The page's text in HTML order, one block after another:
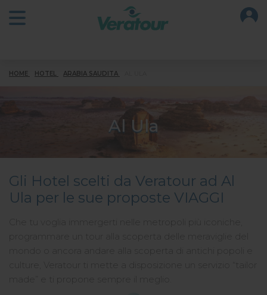
HOME HOTEL ARABIA SAUDITA
Al Ula
Gli Hotel scelti da Veratour ad Al
Ula per le sue proposte VIAGGI